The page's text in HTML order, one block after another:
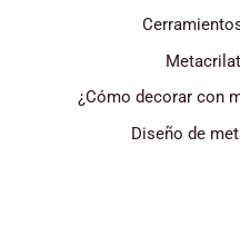
¿Cómo decorar con
Diseño de